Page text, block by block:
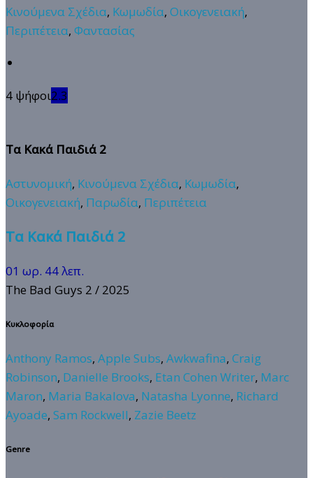
Κινούμενα Σχέδια, Κωμωδία, Οικογενειακή,
Περιπέτεια, Φαντασίας
4 ψήφοι2.3
Τα Κακά Παιδιά 2
Αστυνομική, Κινούμενα Σχέδια, Κωμωδία,
Οικογενειακή, Παρωδία, Περιπέτεια
Τα Κακά Παιδιά 2
01 ωρ. 44 λεπ.
The Bad Guys 2 / 2025
Κυκλοφορία
Anthony Ramos, Apple Subs, Awkwafina, Craig
Robinson, Danielle Brooks, Etan Cohen Writer, Marc
Maron, Maria Bakalova, Natasha Lyonne, Richard
Ayoade, Sam Rockwell, Zazie Beetz
Genre